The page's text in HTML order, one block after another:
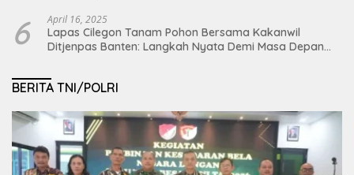
6 April 16, 2025
Lapas Cilegon Tanam Pohon Bersama Kakanwil
Ditjenpas Banten: Langkah Nyata Demi Masa Depan
BERITA TNI/POLRI